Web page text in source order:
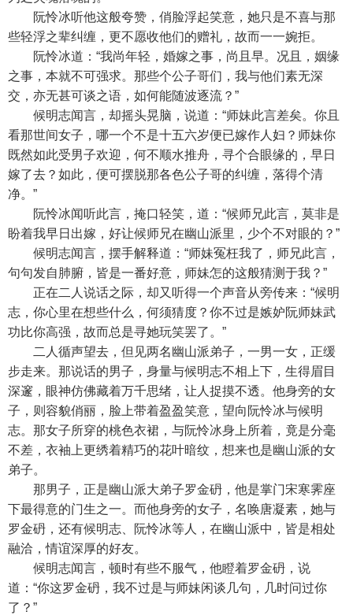
阮怜冰听他这般夸赞，俏脸浮起笑意，她只是不喜与那
些轻浮之辈纠缠，更不愿收他们的赠礼，故而一一婉拒。
阮怜冰道：“我尚年轻，婚嫁之事，尚且早。况且，姻缘
之事，本就不可强求。那些个公子哥们，我与他们素无深
交，亦无甚可谈之语，如何能随波逐流？”
候明志闻言，却摇头晃脑，说道：“师妹此言差矣。你且
看那世间女子，哪一个不是十五六岁便已嫁作人妇？师妹你
既然如此受男子欢迎，何不顺水推舟，寻个合眼缘的，早日
嫁了去？如此，便可摆脱那各色公子哥的纠缠，落得个清
净。”
阮怜冰闻听此言，掩口轻笑，道：“候师兄此言，莫非是
盼着我早日出嫁，好让候师兄在幽山派里，少个不对眼的？”
候明志闻言，摆手解释道：“师妹冤枉我了，师兄此言，
句句发自肺腑，皆是一番好意，师妹怎的这般猜测于我？”
正在二人说话之际，却又听得一个声音从旁传来：“候明
志，你心里在想些什么，何须猜度？你不过是嫉妒阮师妹武
功比你高强，故而总是寻她玩笑罢了。”
二人循声望去，但见两名幽山派弟子，一男一女，正缓
步走来。那说话的男子，身量与候明志不相上下，生得眉目
深邃，眼神仿佛藏着万千思绪，让人捉摸不透。他身旁的女
子，则容貌俏丽，脸上带着盈盈笑意，望向阮怜冰与候明
志。那女子所穿的桃色衣裙，与阮怜冰身上所着，竟是分毫
不差，衣袖上更绣着精巧的花叶暗纹，想来也是幽山派的女
弟子。
那男子，正是幽山派大弟子罗金砃，他是掌门宋寒霁座
下最得意的门生之一。而他身旁的女子，名唤唐凝素，她与
罗金砃，还有候明志、阮怜冰等人，在幽山派中，皆是相处
融洽，情谊深厚的好友。
候明志闻言，顿时有些不服气，他瞪着罗金砃，说
道：“你这罗金砃，我不过是与师妹闲谈几句，几时问过你
了？”